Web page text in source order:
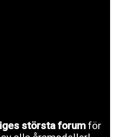
största forum för